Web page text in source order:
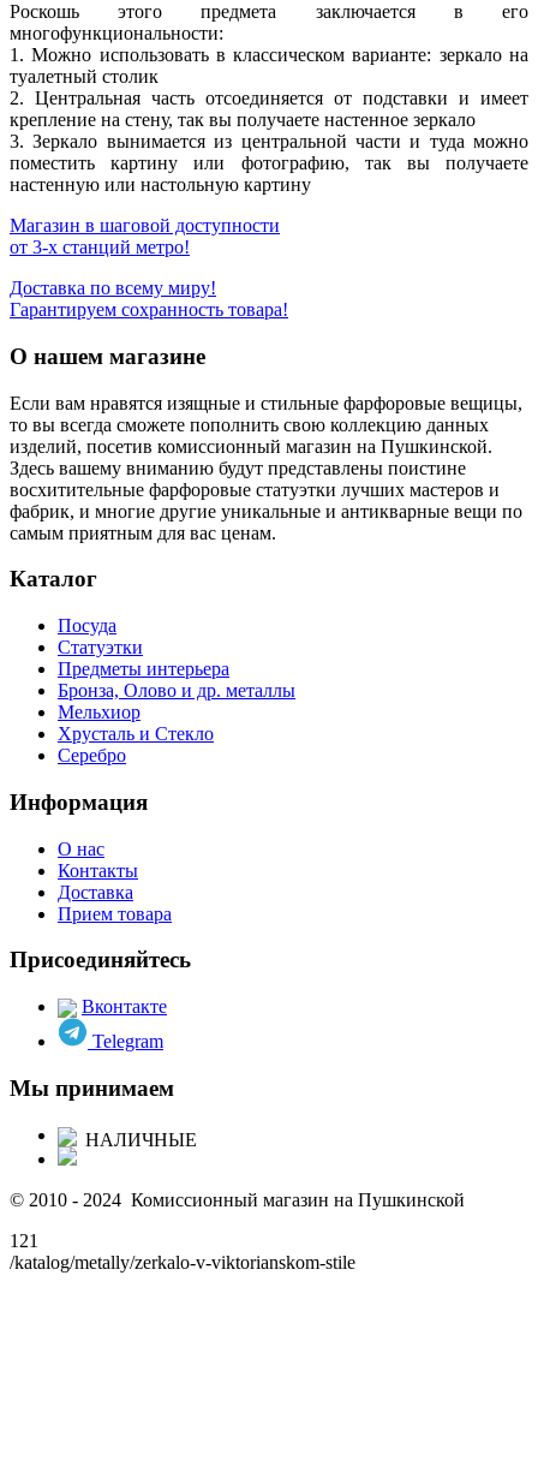
Роскошь этого предмета заключается в его
многофункциональности:
1. Можно использовать в классическом варианте: зеркало на
туалетный столик
2. Центральная часть отсоединяется от подставки и имеет
крепление на стену, так вы получаете настенное зеркало
3. Зеркало вынимается из центральной части и туда можно
поместить картину или фотографию, так вы получаете
настенную или настольную картину
Магазин в шаговой доступности
от 3-х станций метро!
Доставка по всему миру!
Гарантируем сохранность товара!
О нашем магазине
Если вам нравятся изящные и стильные фарфоровые вещицы,
то вы всегда сможете пополнить свою коллекцию данных
изделий, посетив комиссионный магазин на Пушкинской.
Здесь вашему вниманию будут представлены поистине
восхитительные фарфоровые статуэтки лучших мастеров и
фабрик, и многие другие уникальные и антикварные вещи по
самым приятным для вас ценам.
Каталог
Посуда
Статуэтки
Предметы интерьера
Бронза, Олово и др. металлы
Мельхиор
Хрусталь и Стекло
Серебро
Информация
О нас
Контакты
Доставка
Прием товара
Присоединяйтесь
Вконтакте
Telegram
Мы принимаем
НАЛИЧНЫЕ
© 2010 - 2024 Комиссионный магазин на Пушкинской
121
/katalog/metally/zerkalo-v-viktorianskom-stile